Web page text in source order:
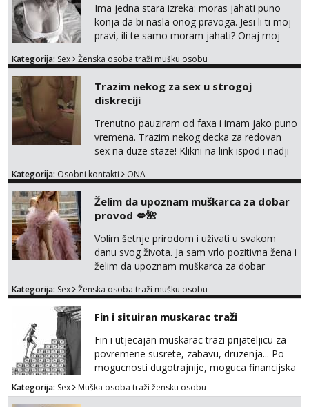
Ima jedna stara izreka: moras jahati puno
konja da bi nasla onog pravoga. Jesi li ti moj
pravi, ili te samo moram jahati? Onaj moj
na sexdater link i javi mi se tamo....
Kategorija: Sex Ženska osoba traži mušku osobu
Trazim nekog za sex u strogoj
diskreciji
Trenutno pauziram od faxa i imam jako puno
vremena. Trazim nekog decka za redovan
sex na duze staze! Klikni na link ispod i nadji
Kategorija: Osobni kontakti ONA
Želim da upoznam muškarca za dobar
provod 💋🌺
Volim šetnje prirodom i uživati u svakom
danu svog života. Ja sam vrlo pozitivna žena i
želim da upoznam muškarca za dobar
na link ispod i nadji me tamo, cekam te!
Kategorija: Sex Ženska osoba traži mušku osobu
Fin i situiran muskarac traži
Fin i utjecajan muskarac trazi prijateljicu za
povremene susrete, zabavu, druzenja... Po
mogucnosti dugotrajnije, moguca financijska
potpora!
Kategorija: Sex Muška osoba traži žensku osobu